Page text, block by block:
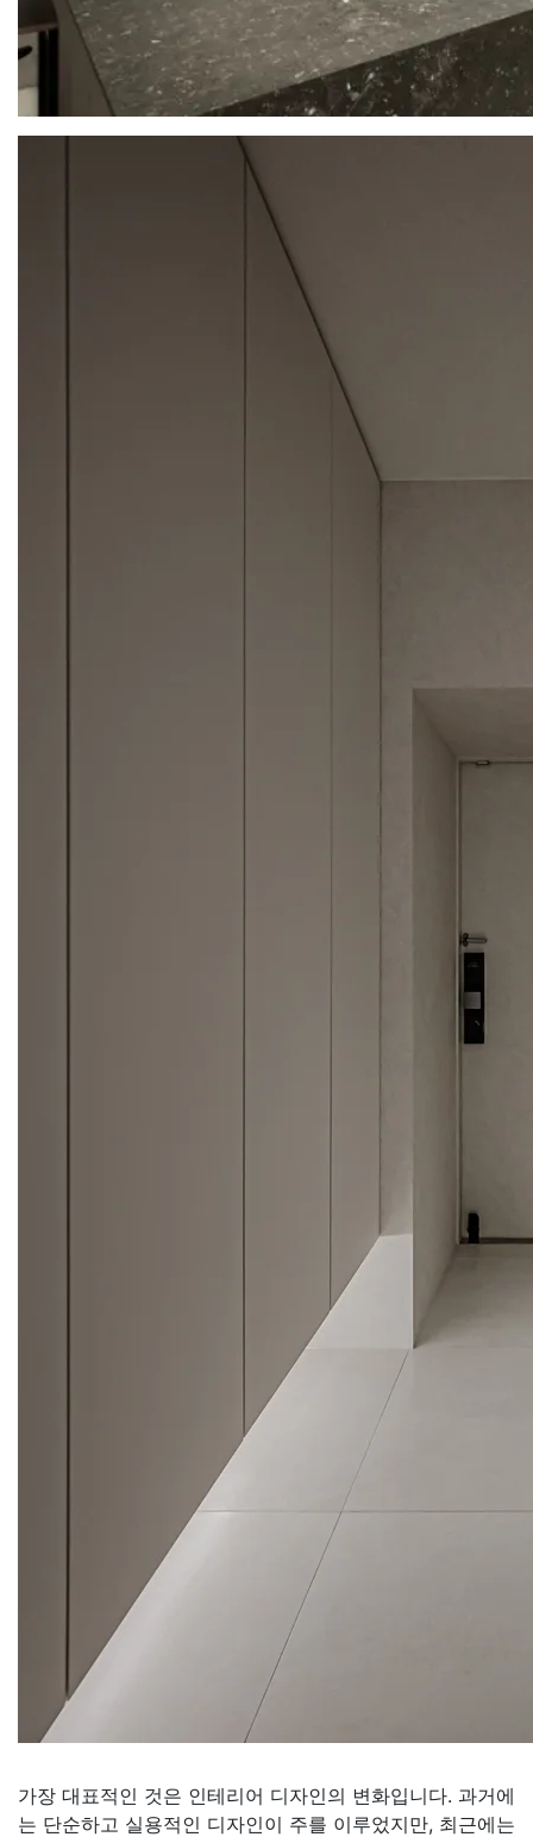
가장 대표적인 것은 인테리어 디자인의 변화입니다. 과거에
는 단순하고 실용적인 디자인이 주를 이루었지만, 최근에는